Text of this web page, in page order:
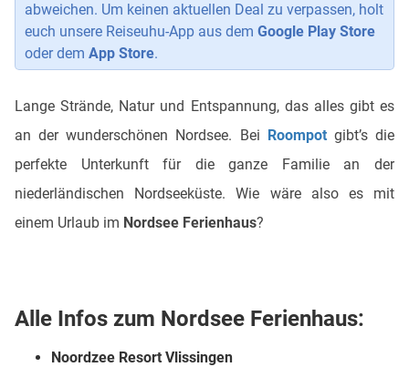
abweichen. Um keinen aktuellen Deal zu verpassen, holt
euch unsere Reiseuhu-App aus dem Google Play Store
oder dem App Store.
Lange Strände, Natur und Entspannung, das alles gibt es
an der wunderschönen Nordsee. Bei Roompotgibt’s die
perfekte Unterkunft für die ganze Familie an der
niederländischen Nordseeküste. Wie wäre also es mit
einem Urlaub im Nordsee Ferienhaus?
Alle Infos zum Nordsee Ferienhaus:
Noordzee Resort Vlissingen